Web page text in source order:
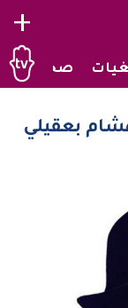
+
صحراويات
بعقيلي